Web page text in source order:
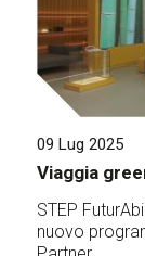
09 Lug 2025
Viaggia
STEP
nuovo